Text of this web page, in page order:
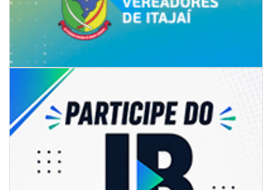
06/08/2026 | 07:00
Camboriú inicia obra que ampliará conexão entre vias e reforçará
mobilidade urbana